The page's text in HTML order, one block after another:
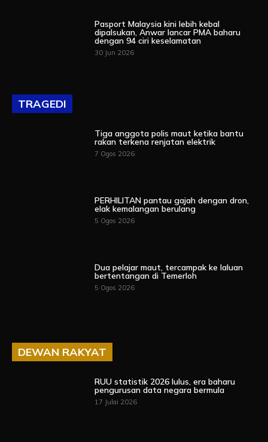
Pasport Malaysia kini lebih kebal
dipalsukan, Anwar lancar PMA baharu
dengan 94 ciri keselamatan
30 Jun 2026
TRAGEDI
Tiga anggota polis maut ketika bantu
rakan terkena renjatan elektrik
7 Ogos 2026
PERHILITAN pantau gajah dengan dron,
elak kemalangan berulang
5 Ogos 2026
Dua pelajar maut, tercampak ke laluan
bertentangan di Temerloh
5 Ogos 2026
DEWAN RAKYAT
RUU statistik 2026 lulus, era baharu
pengurusan data negara bermula
17 Julai 2026